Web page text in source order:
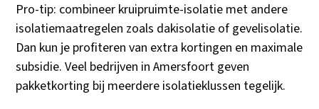
Pro-tip: combineer kruipruimte-isolatie met andere
isolatiemaatregelen zoals dakisolatie of gevelisolatie.
Dan kun je profiteren van extra kortingen en maximale
subsidie. Veel bedrijven in Amersfoort geven
pakketkorting bij meerdere isolatieklussen tegelijk.